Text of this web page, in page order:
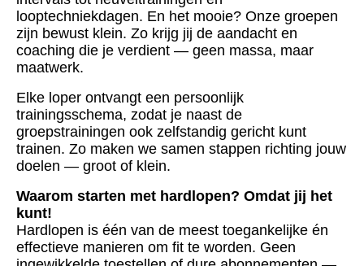
looptechniekdagen. En het mooie? Onze groepen
zijn bewust klein. Zo krijg jij de aandacht en
coaching die je verdient — geen massa, maar
maatwerk.
Elke loper ontvangt een persoonlijk
trainingsschema, zodat je naast de
groepstrainingen ook zelfstandig gericht kunt
trainen. Zo maken we samen stappen richting jouw
doelen — groot of klein.
Waarom starten met hardlopen? Omdat jij het
kunt!
Hardlopen is één van de meest toegankelijke én
effectieve manieren om fit te worden. Geen